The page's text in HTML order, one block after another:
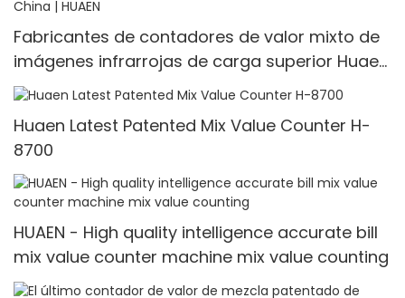
Fabricantes de contadores de valor mixto de
imágenes infrarrojas de carga superior Huaen
personalizados de China | HUAEN
Huaen Latest Patented Mix Value Counter H-
8700
HUAEN - High quality intelligence accurate bill
mix value counter machine mix value counting